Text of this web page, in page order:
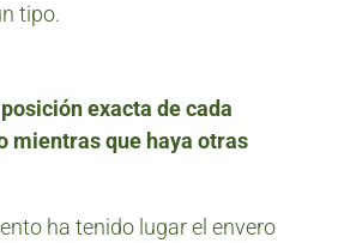
tipo.
exacta de cada
mientras que haya otras
ha tenido lugar el envero